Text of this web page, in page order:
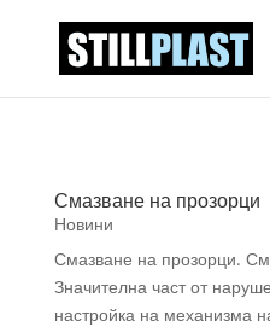
Смазване на прозорци
Новини
Смазване на прозорци.
Значителна част от
настройка на механизма